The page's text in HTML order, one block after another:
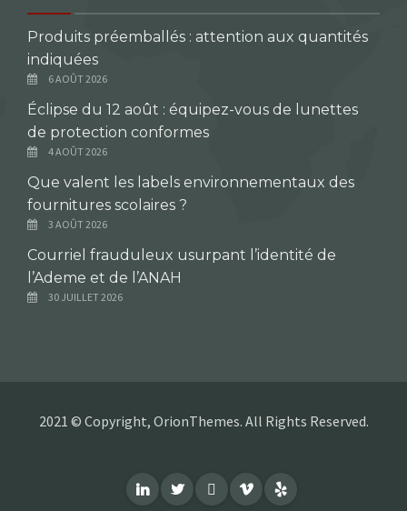
Produits préemballés : attention aux quantités
indiquées
6 AOÛT 2026
Éclipse du 12 août : équipez-vous de lunettes
de protection conformes
4 AOÛT 2026
Que valent les labels environnementaux des
fournitures scolaires ?
3 AOÛT 2026
Courriel frauduleux usurpant l’identité de
l’Ademe et de l’ANAH
30 JUILLET 2026
2021 © Copyright, OrionThemes. All Rights Reserved.